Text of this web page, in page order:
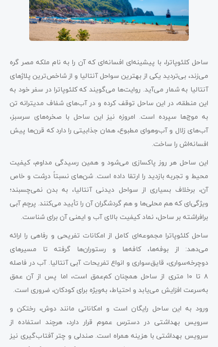
ساحل کلئوپاترا، با پیشینه‌ای افسانه‌ای که آن را به نام ملکه مصر گره
می‌زند، بی‌تردید یکی از بهترین سواحل آنتالیا و از شاخص‌ترین پلاژهای
آنتالیا به شمار می‌آید. روایت‌ها می‌گویند که کلئوپاترا در سفر خود به
این منطقه، در این ساحل توقف کرده و در آب‌های شفاف مدیترانه تن
به موج‌ها سپرده است. امروزه نیز این ساحل با صخره‌های سرسبز،
آب‌های زلال و آب‌وهوای مطبوع، همان جذابیتی را دارد که قرن‌ها پیش
افسانه‌اش را ساخت.
این ساحل هر روز پاکسازی می‌شود و همین رسیدگی مداوم، کیفیت
محیط و تجربه بازدید را ارتقا داده است. شن‌های نسبتاً درشت و خاص
آن، برخلاف بسیاری از سواحل دیدنی آنتالیا، به بدن نمی‌چسبند؛
ویژگی‌ای که هم محلی‌ها و هم گردشگران آن را تأیید می‌کنند. پرچم آبی
برافراشته بر ساحل، نماد کیفیت بالای آب و ایمنی آن برای شناست.
ساحل کلئوپاترا مجموعه‌ای کامل از امکانات تفریحی و رفاهی را ارائه
می‌دهد: از بوفه‌ها، کافه‌ها و رستوران‌ها گرفته تا مسیرهای
دوچرخه‌سواری، قایق‌سواری و انواع تفریحات آبی آنتالیا. آب در فاصله
۸ تا ۱۰ متری از ساحل همچنان کم‌عمق است، اما پس از آن عمق
به‌سرعت افزایش می‌یابد و احتیاط، به‌ویژه برای کودکان، ضروری است.
ورود به این ساحل رایگان است و امکاناتی مانند دوش، رختکن و
سرویس بهداشتی در دسترس عموم قرار دارد، هرچند استفاده از
سرویس بهداشتی با هزینه همراه است. صندلی و چتر آفتاب‌گیری نیز